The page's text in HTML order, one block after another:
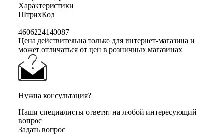
Характеристики
ШтрихКод
—
4606224140087
Цена действительна только для интернет-магазина и
может отличаться от цен в розничных магазинах
Нужна консультация?
Наши специалисты ответят на любой интересующий
вопрос
Задать вопрос